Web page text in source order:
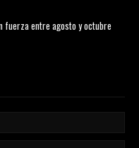
fuerza entre agosto y octubre